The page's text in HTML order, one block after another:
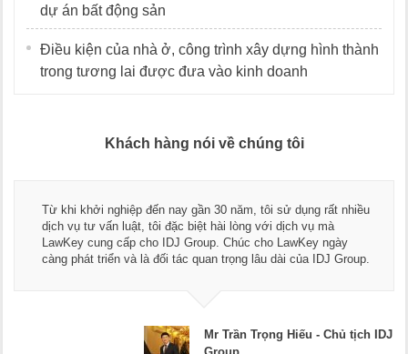
dự án bất động sản
Điều kiện của nhà ở, công trình xây dựng hình thành
trong tương lai được đưa vào kinh doanh
Khách hàng nói về chúng tôi
Thay mặt Công ty Dương Cafe, tôi xin chân thành cảm ơn đội
ngũ luật sư, kế toán của LawKey. Thực sự yên tâm khi sử
dụng dịch vụ tư vấn pháp luật và kế toán thuế bên các bạn.
Chúc các bạn phát triển hơn, phục vụ tốt hơn cho cộng đồng